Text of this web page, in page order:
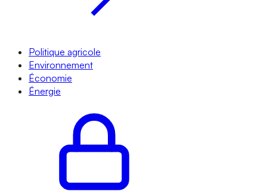
Politique agricole
Environnement
Économie
Énergie